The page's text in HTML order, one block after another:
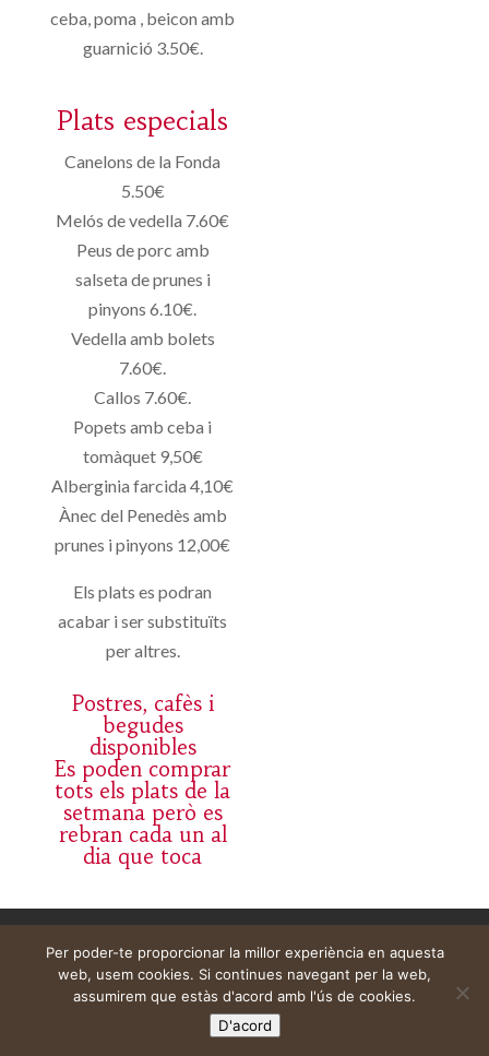
ceba, poma , beicon amb
guarnició 3.50€.
Plats especials
Canelons de la Fonda
5.50€
Melós de vedella 7.60€
Peus de porc amb
salseta de prunes i
pinyons 6.10€.
Vedella amb bolets
7.60€.
Callos 7.60€.
Popets amb ceba i
tomàquet 9,50€
Alberginia farcida 4,10€
Ànec del Penedès amb
prunes i pinyons 12,00€
Els plats es podran
acabar i ser substituïts
per altres.
Postres, cafès i
begudes
disponibles
Es poden comprar
tots els plats de la
setmana però es
rebran cada un al
dia que toca
Web construïda perDeMomentSomTres
Per poder-te proporcionar la millor experiència en aquesta
web, usem cookies. Si continues navegant per la web,
assumirem que estàs d'acord amb l'ús de cookies.
D'acord